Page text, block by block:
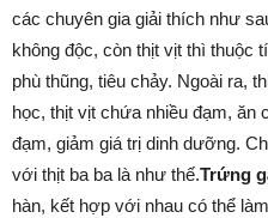
các chuyên gia giải thích như
không độc, còn thịt vịt thì thuộc
phù thũng, tiêu chảy. Ngoài ra,
học, thịt vịt chứa nhiều đạm, ăn
đạm, giảm giá trị dinh dưỡng.
với thịt ba ba là như thế.Trứng
hàn, kết hợp với nhau có thể